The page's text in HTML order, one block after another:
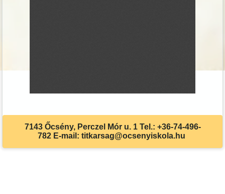
7143 Őcsény, Perczel Mór u. 1 Tel.: +36-74-496-
782 E-mail: titkarsag@ocsenyiskola.hu